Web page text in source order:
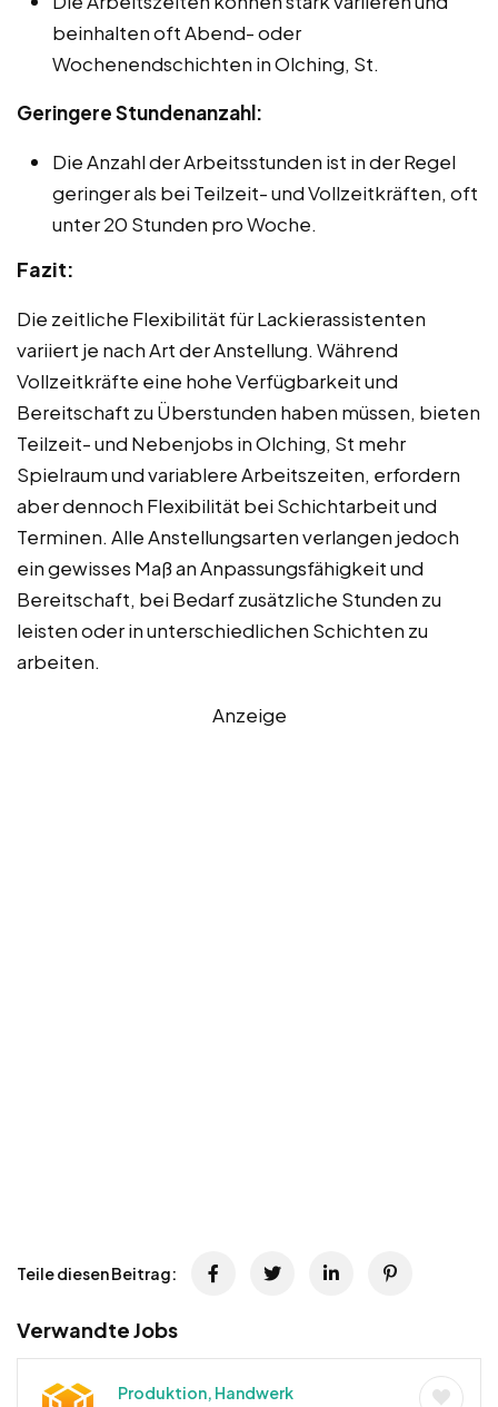
beinhalten oft Abend- oder
Wochenendschichten in Olching, St.
Geringere Stundenanzahl:
Die Anzahl der Arbeitsstunden ist in der Regel
geringer als bei Teilzeit- und Vollzeitkräften, oft
unter 20 Stunden pro Woche.
Fazit:
Die zeitliche Flexibilität für Lackierassistenten
variiert je nach Art der Anstellung. Während
Vollzeitkräfte eine hohe Verfügbarkeit und
Bereitschaft zu Überstunden haben müssen, bieten
Teilzeit- und Nebenjobs in Olching, St mehr
Spielraum und variablere Arbeitszeiten, erfordern
aber dennoch Flexibilität bei Schichtarbeit und
Terminen. Alle Anstellungsarten verlangen jedoch
ein gewisses Maß an Anpassungsfähigkeit und
Bereitschaft, bei Bedarf zusätzliche Stunden zu
leisten oder in unterschiedlichen Schichten zu
arbeiten.
Anzeige
Teile diesen Beitrag:
Verwandte Jobs
Produktion, Handwerk